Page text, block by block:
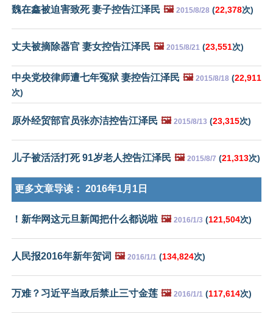
魏在鑫被迫害致死 妻子控告江泽民 🖼️ 2015/8/28 (22,378次)
丈夫被摘除器官 妻女控告江泽民 🖼️ 2015/8/21 (23,551次)
中央党校律师遭七年冤狱 妻控告江泽民 🖼️ 2015/8/18 (22,911
次)
原外经贸部官员张亦洁控告江泽民 🖼️ 2015/8/13 (23,315次)
儿子被活活打死 91岁老人控告江泽民 🖼️ 2015/8/7 (21,313次)
更多文章导读： 2016年1月1日
！新华网这元旦新闻把什么都说啦 🖼️ 2016/1/3 (121,504次)
人民报2016年新年贺词 🖼️ 2016/1/1 (134,824次)
万难？习近平当政后禁止三寸金莲 🖼️ 2016/1/1 (117,614次)